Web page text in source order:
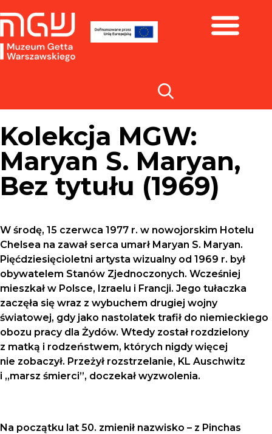
Kolekcja MGW:
Maryan S. Maryan,
Bez tytułu (1969)
W środę, 15 czerwca 1977 r. w nowojorskim Hotelu
Chelsea na zawał serca umarł Maryan S. Maryan.
Pięćdziesięcioletni artysta wizualny od 1969 r. był
obywatelem Stanów Zjednoczonych. Wcześniej
mieszkał w Polsce, Izraelu i Francji. Jego tułaczka
zaczęła się wraz z wybuchem drugiej wojny
światowej, gdy jako nastolatek trafił do niemieckiego
obozu pracy dla Żydów. Wtedy został rozdzielony
z matką i rodzeństwem, których nigdy więcej
nie zobaczył. Przeżył rozstrzelanie, KL Auschwitz
i „marsz śmierci”, doczekał wyzwolenia.
Na początku lat 50. zmienił nazwisko – z Pinchas